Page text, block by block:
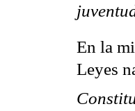
En la
Leyes